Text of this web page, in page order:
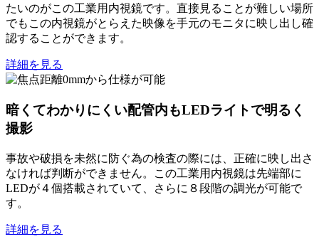
たいのがこの工業用内視鏡です。直接見ることが難しい場所
でもこの内視鏡がとらえた映像を手元のモニタに映し出し確
認することができます。
詳細を見る
暗くてわかりにくい配管内もLEDライトで明るく
撮影
事故や破損を未然に防ぐ為の検査の際には、正確に映し出さ
なければ判断ができません。この工業用内視鏡は先端部に
LEDが４個搭載されていて、さらに８段階の調光が可能で
す。
詳細を見る